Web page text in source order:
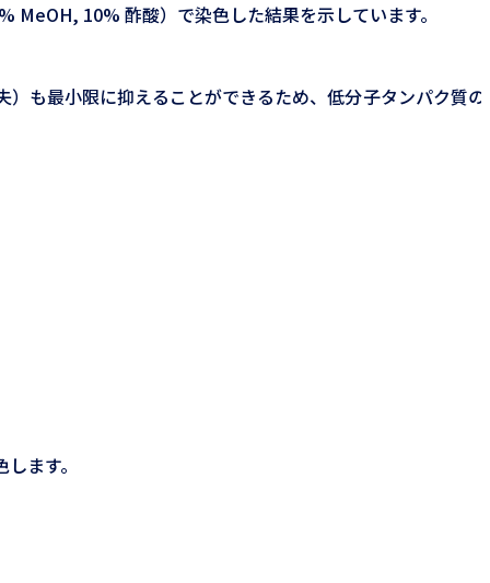
MeOH, 10% 酢酸）で染色した結果を示しています。
も最小限に抑えることができるため、低分子タンパク質
ます。